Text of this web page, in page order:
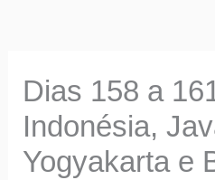
Dias 158 a
Indonésia,
Yogyakarta e